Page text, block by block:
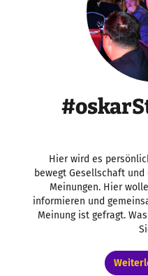
Hier wird es
bewegt Gesellschaft
Meinungen. Hier
informieren und
Meinung ist gefragt.